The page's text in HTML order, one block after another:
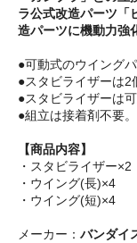
ラ公式改造パーツ「
造パーツに機動力強
●可動式のウイングパ
●スタビライザーは2
●スタビライザーは
●組立は接着剤不要。
【商品内容】
・スタビライザー×2
・ウイング(長)×4
・ウイング(短)×4
メーカー： バンダイ